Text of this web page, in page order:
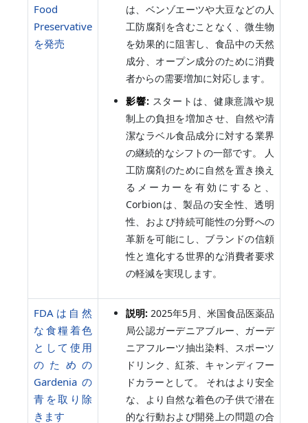
Food
Preservative
を発売
は、ベンゾエーツや大豆などの人
工防腐剤を含むことなく、微生物
を効果的に阻害し、食品中の天然
成分、オープン成分のために消費
者からの需要増加に対応します。
影響: スタートは、健康意識や規
制上の負担を増加させ、自然や清
潔なラベル食品成分に対する業界
の継続的なシフトの一部です。 人
工防腐剤のために自然を置き換え
るメーカーを有効にすると、
Corbionは、製品の安全性、透明
性、および持続可能性の分野への
革新を可能にし、ブランドの信頼
性と進化する世界的な消費者要求
の軽減を実現します。
FDAは自然
な食糧着色
として使用
のための
Gardeniaの
青を取り除
きます
説明: 2025年5月、米国食品医薬品
局公認ガーデニアブルー、ガーデ
ニアフルーツ抽出染料、スポーツ
ドリンク、紅茶、キャンディフー
ドカラーとして。 それはより安全
な、より自然な着色の子供で潜在
的な行動および開発上の問題の合